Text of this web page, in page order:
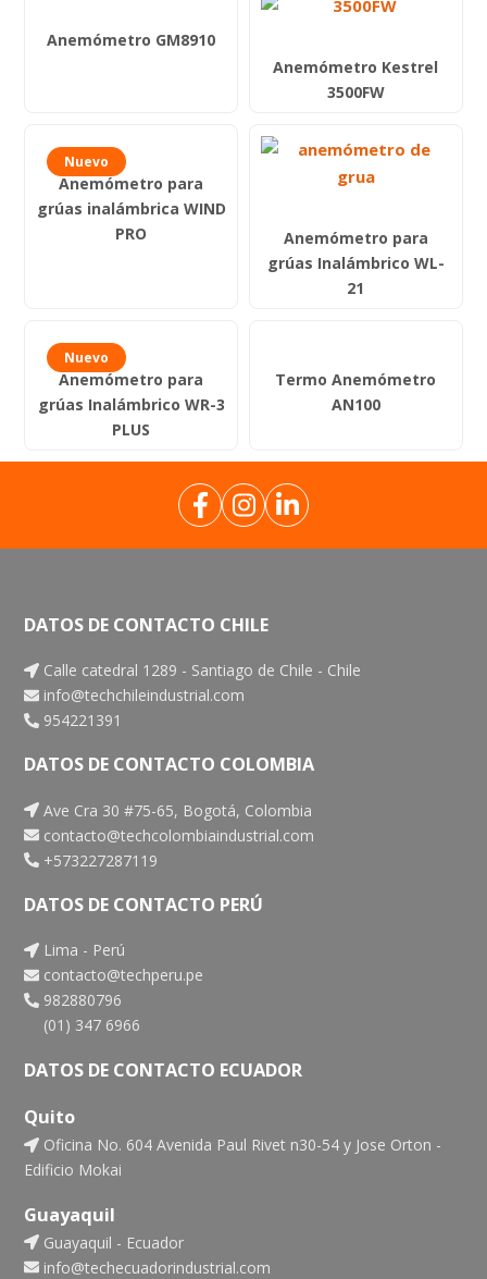
Medidores de estrés térmico
Sonómetros
Vibrómetros
Pluviómetro
Tren de muestreo
Medidores de calidad del agua
Anemómetro GM8910
Anemómetro Kestrel
3500FW
Nuevo
Anemómetro para
grúas inalámbrica WIND
PRO
Anemómetro para
grúas Inalámbrico WL-
21
Nuevo
Anemómetro para
grúas Inalámbrico WR-3
PLUS
Termo Anemómetro
AN100
DATOS DE CONTACTO CHILE
Calle catedral 1289 - Santiago de Chile - Chile
info@techchileindustrial.com
954221391
DATOS DE CONTACTO COLOMBIA
Ave Cra 30 #75-65, Bogotá, Colombia
contacto@techcolombiaindustrial.com
+573227287119
DATOS DE CONTACTO PERÚ
Lima - Perú
contacto@techperu.pe
982880796
(01) 347 6966
DATOS DE CONTACTO ECUADOR
Quito
Oficina No. 604 Avenida Paul Rivet n30-54 y Jose Orton -
Edificio Mokai
Guayaquil
Guayaquil - Ecuador
info@techecuadorindustrial.com